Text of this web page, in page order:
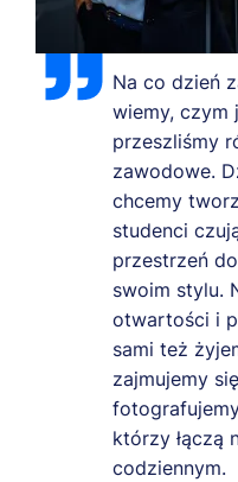
Na co dzień
wiemy, czym
przeszliśmy
zawodowe.
chcemy
studenci
przestrzeń
swoim stylu.
otwartości i
sami też
zajmujemy
którzy łączą
codziennym.